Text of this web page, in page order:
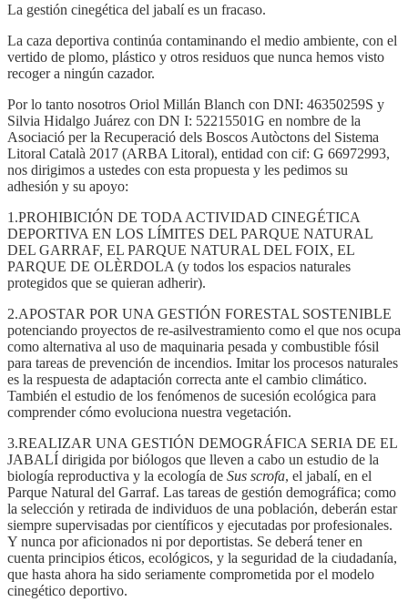
La gestión cinegética del jabalí es un fracaso.
La caza deportiva continúa contaminando el medio ambiente, con el
vertido de plomo, plástico y otros residuos que nunca hemos visto
recoger a ningún cazador.
Por lo tanto nosotros Oriol Millán Blanch con DNI: 46350259S y
Silvia Hidalgo Juárez con DN I: 52215501G en nombre de la
Asociació per la Recuperació dels Boscos Autòctons del Sistema
Litoral Català 2017 (ARBA Litoral), entidad con cif: G 66972993,
nos dirigimos a ustedes con esta propuesta y les pedimos su
adhesión y su apoyo:
1.PROHIBICIÓN DE TODA ACTIVIDAD CINEGÉTICA
DEPORTIVA EN LOS LÍMITES DEL PARQUE NATURAL
DEL GARRAF, EL PARQUE NATURAL DEL FOIX, EL
PARQUE DE OLÈRDOLA (y todos los espacios naturales
protegidos que se quieran adherir).
2.APOSTAR POR UNA GESTIÓN FORESTAL SOSTENIBLE
potenciando proyectos de re-asilvestramiento como el que nos ocupa
como alternativa al uso de maquinaria pesada y combustible fósil
para tareas de prevención de incendios. Imitar los procesos naturales
es la respuesta de adaptación correcta ante el cambio climático.
También el estudio de los fenómenos de sucesión ecológica para
comprender cómo evoluciona nuestra vegetación.
3.REALIZAR UNA GESTIÓN DEMOGRÁFICA SERIA DE EL
JABALÍ dirigida por biólogos que lleven a cabo un estudio de la
biología reproductiva y la ecología de Sus scrofa, el jabalí, en el
Parque Natural del Garraf. Las tareas de gestión demográfica; como
la selección y retirada de individuos de una población, deberán estar
siempre supervisadas por científicos y ejecutadas por profesionales.
Y nunca por aficionados ni por deportistas. Se deberá tener en
cuenta principios éticos, ecológicos, y la seguridad de la ciudadanía,
que hasta ahora ha sido seriamente comprometida por el modelo
cinegético deportivo.